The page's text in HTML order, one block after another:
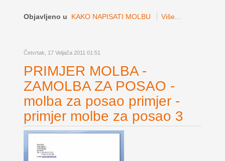
Objavljeno u KAKO NAPISATI MOLBU Više...
Četvrtak, 17 Veljača 2011 01:51
PRIMJER MOLBA -
ZAMOLBA ZA POSAO -
molba za posao primjer -
primjer molbe za posao 3